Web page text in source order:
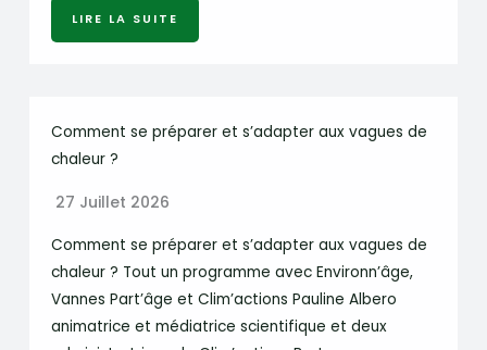
LIRE LA SUITE
Comment se préparer et s’adapter aux vagues de
chaleur ?
27 Juillet 2026
Comment se préparer et s’adapter aux vagues de
chaleur ? Tout un programme avec Environn’âge,
Vannes Part’âge et Clim’actions Pauline Albero
animatrice et médiatrice scientifique et deux